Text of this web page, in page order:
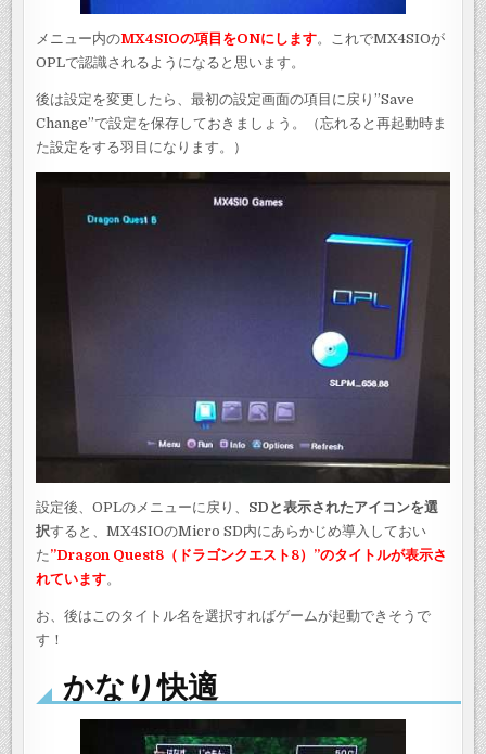
メニュー内のMX4SIOの項目をONにします。これでMX4SIOが
OPLで認識されるようになると思います。
後は設定を変更したら、最初の設定画面の項目に戻り”Save
Change”で設定を保存しておきましょう。（忘れると再起動時ま
た設定をする羽目になります。）
設定後、OPLのメニューに戻り、 SDと表示されたアイコンを選
択すると、MX4SIOのMicro SD内にあらかじめ導入しておい
た”Dragon Quest8（ドラゴンクエスト8）”のタイトルが表示さ
れています。
お、後はこのタイトル名を選択すればゲームが起動できそうで
す！
かなり快適